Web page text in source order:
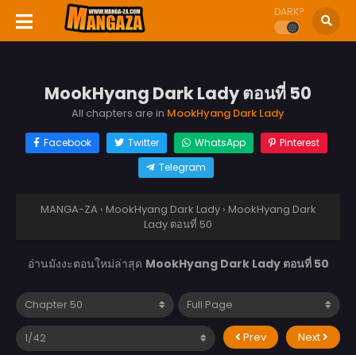
DARK?
MookHyang Dark Lady ตอนที่ 50
All chapters are in MookHyang Dark Lady
Facebook Twitter WhatsApp
Pinterest
Telegram
MANGA-ZA › MookHyang Dark Lady › MookHyang Dark
Lady ตอนที่ 50
อ่านมังงะตอนใหม่ล่าสุด MookHyang Dark Lady ตอนที่ 50
Prev Next